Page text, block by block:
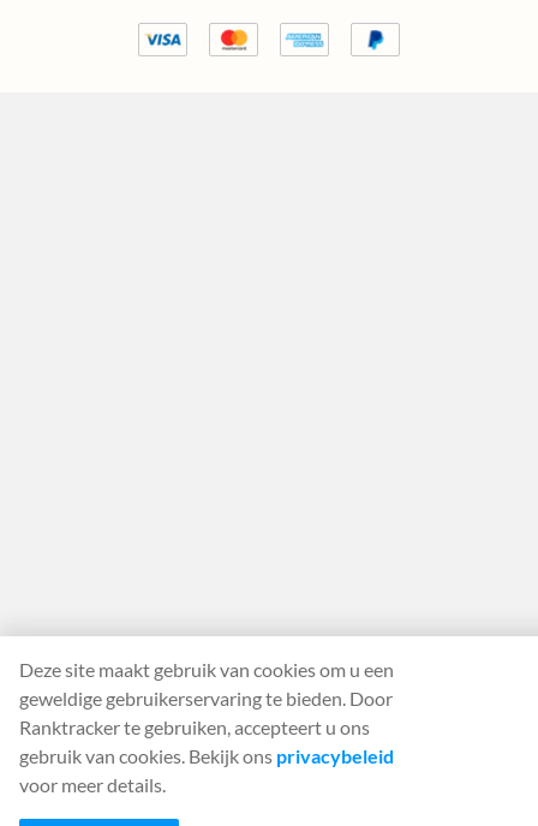
SEO voor ijssalons
SEO voor Ice Cream Sandwich-winkels
SEO voor ijskarren
SEO voor verzekeringsmaatschappijen
Deze site maakt gebruik van cookies om u een
geweldige gebruikerservaring te bieden. Door
Ranktracker te gebruiken, accepteert u ons
gebruik van cookies. Bekijk ons privacybeleid
voor meer details.